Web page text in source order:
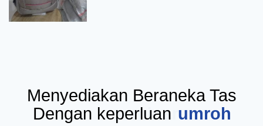
Menyediakan Beraneka Tas
Dengan keperluan seminar